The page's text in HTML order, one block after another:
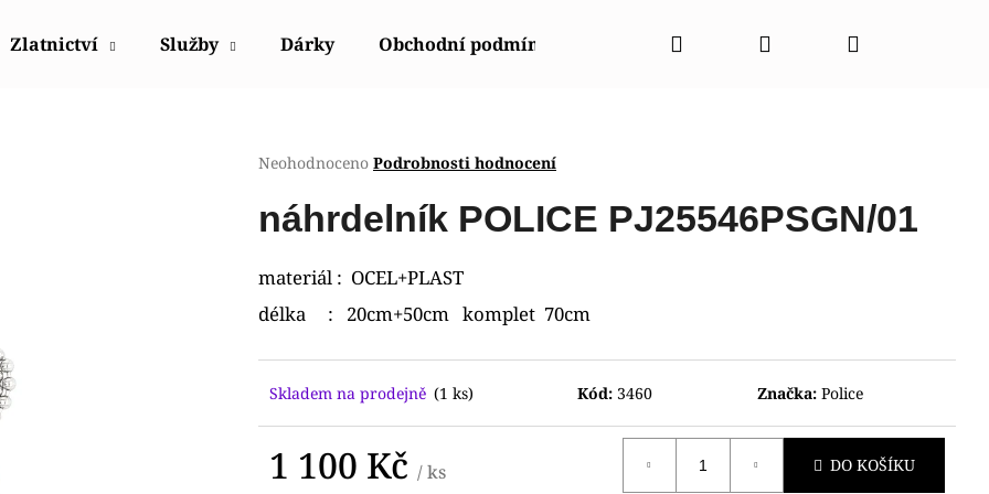
Zlatnictví Služby Dárky Obchodní podmínky Napište nám Kontakty
Hledat PřihlášeníNákupní
Průměrné
produktu
je
5
hvězdiček.
Neohodnoceno Podrobnosti hodnocení
náhrdelník POLICE PJ25546PSGN/01
materiál : OCEL+PLAST
délka : 20cm+50cm komplet 70cm
Skladem na prodejně (1 ks) Kód: 3460 Značka: Police
1 100 Kč / ks DO KOŠÍKU
HLEDAT
PEWGQ0056801
POLICE PEWJK2003440